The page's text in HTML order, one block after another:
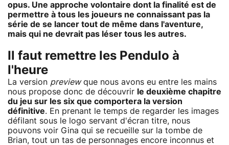
opus. Une approche volontaire dont la finalité est de
permettre à tous les joueurs ne connaissant pas la
série de se lancer tout de même dans l'aventure,
mais qui ne devrait pas léser tous les autres.
Il faut remettre les Pendulo à
l'heure
La version previewque nous avons eu entre les mains
nous propose donc de découvrir le deuxième chapitre
du jeu sur les six que comportera la version
définitive. En prenant le temps de regarder les images
défilant sous le logo servant d'écran titre, nous
pouvons voir Gina qui se recueille sur la tombe de
Brian, tout un tas de personnages encore inconnus et